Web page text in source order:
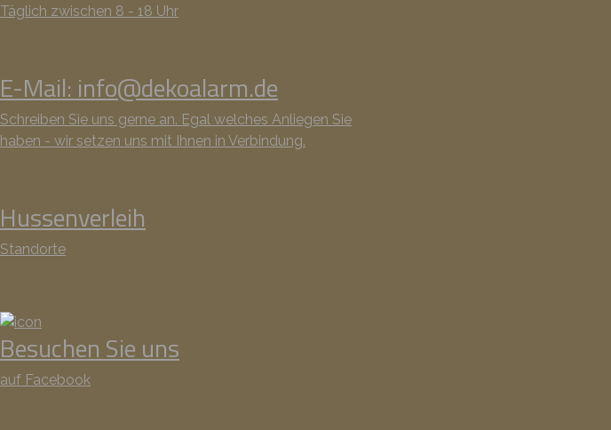
Täglich zwischen 8 - 18 Uhr
E-Mail: info@dekoalarm.de
Schreiben Sie uns gerne an. Egal welches Anliegen Sie
haben - wir setzen uns mit Ihnen in Verbindung.
Hussenverleih
Standorte
Besuchen Sie uns
auf Facebook